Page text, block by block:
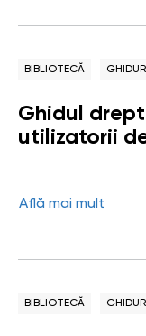
BIBLIOTECĂ GHIDURI
Ghidul
utilizatorii
Află mai mult
BIBLIOTECĂ GHIDURI